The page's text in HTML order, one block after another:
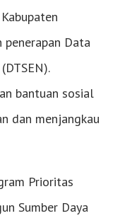
penerapan Data
bantuan sosial
dan menjangkau
Prioritas
Sumber Daya